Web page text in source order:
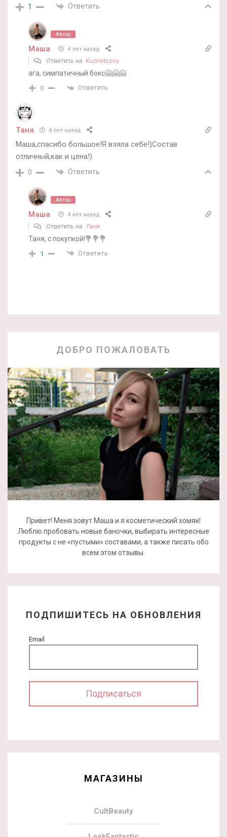
1 Ответить
Автор
Маша 4 лет назад
Ответить на Kuznetsova
ага, симпатичный бокс🤗🤗🤗
0 Ответить
Таня 4 лет назад
Маша,спасибо большое!Я взяла себе!)Состав
отличный,как и цена!)
0 Ответить
Автор
Маша 4 лет назад
Ответить на Таня
Таня, с покупкой!💐💐💐
1 Ответить
ДОБРО ПОЖАЛОВАТЬ
Привет! Меня зовут Маша и я косметический хомяк!
Люблю пробовать новые баночки, выбирать интересные
продукты с не «пустыми» составами, а также писать обо
всем этом отзывы.
ПОДПИШИТЕСЬ НА ОБНОВЛЕНИЯ
Email
МАГАЗИНЫ
CultBeauty